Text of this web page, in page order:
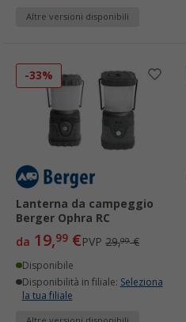
Altre versioni disponibili
-33%
Lanterna da campeggio
Berger Ophra RC
da 19,99 €PVP 29,99€
Disponibile
Disponibilità in filiale: Seleziona
la tua filiale